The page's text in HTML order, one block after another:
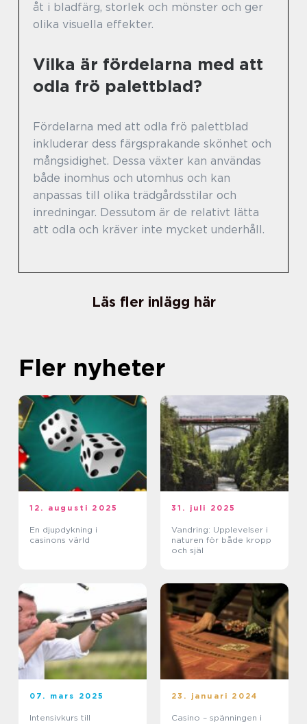
åt i bladfärg, storlek och mönster och ger
olika visuella effekter.
Vilka är fördelarna med att
odla frö palettblad?
Fördelarna med att odla frö palettblad
inkluderar dess färgsprakande skönhet och
mångsidighet. Dessa växter kan användas
både inomhus och utomhus och kan
anpassas till olika trädgårdsstilar och
inredningar. Dessutom är de relativt lätta
att odla och kräver inte mycket underhåll.
Läs fler inlägg här
Fler nyheter
12. augusti 2025
En djupdykning i
casinons värld
31. juli 2025
Vandring: Upplevelser i
naturen för både kropp
och själ
07. mars 2025
Intensivkurs till
23. januari 2024
Casino – spänningen i